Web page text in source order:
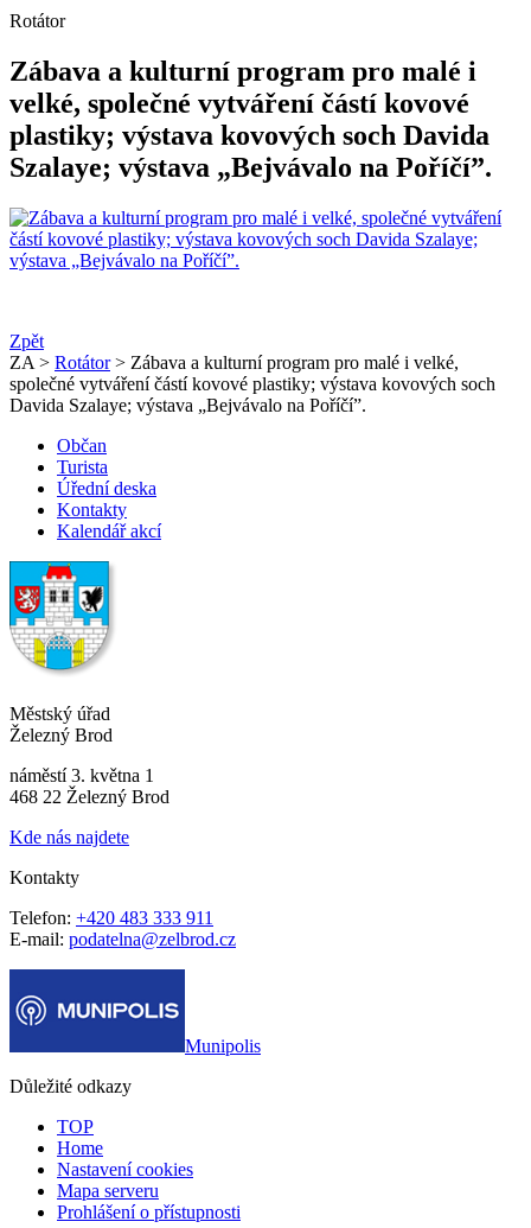
Rotátor
Zábava a kulturní program pro malé i
velké, společné vytváření částí kovové
plastiky; výstava kovových soch Davida
Szalaye; výstava „Bejvávalo na Poříčí”.
Zpět
ZA > Rotátor> Zábava a kulturní program pro malé i velké,
společné vytváření částí kovové plastiky; výstava kovových soch
Davida Szalaye; výstava „Bejvávalo na Poříčí”.
Občan
Turista
Úřední deska
Kontakty
Kalendář akcí
Městský úřad
Železný Brod
náměstí 3. května 1
468 22 Železný Brod
Kde nás najdete
Kontakty
Telefon: +420 483 333 911
E-mail: podatelna@zelbrod.cz
Munipolis
Důležité odkazy
TOP
Home
Nastavení cookies
Mapa serveru
Prohlášení o přístupnosti